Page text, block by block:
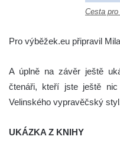
Cesta pro
Pro výběžek.eu připravil
A úplně na závěr ještě
čtenáři, kteří jste ještě
Velinského vypravěčský
UKÁZKA Z KNIHY